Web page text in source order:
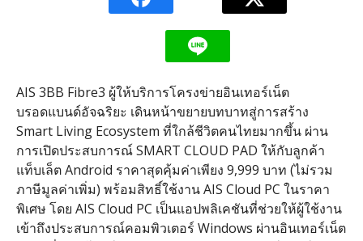
AIS 3BB Fibre3 ผู้ให้บริการโครงข่ายอินเทอร์เน็ต
บรอดแบนด์อัจฉริยะ เดินหน้าขยายบทบาทสู่การสร้าง
Smart Living Ecosystem ที่ใกล้ชีวิตคนไทยมากขึ้น ผ่าน
การเปิดประสบการณ์SMART CLOUD PAD ให้กับลูกค้า
แท็บเล็ตAndroid ราคาสุดคุ้มค่าเพียง 9,999 บาท (ไม่รวม
ภาษีมูลค่าเพิ่ม) พร้อมสิทธิ์ใช้งานAIS Cloud PC ในราคา
พิเศษ โดย AIS Cloud PC เป็นแอปพลิเคชันที่ช่วยให้ผู้ใช้งาน
เข้าถึงประสบการณ์คอมพิวเตอร์ Windows ผ่านอินเทอร์เน็ต